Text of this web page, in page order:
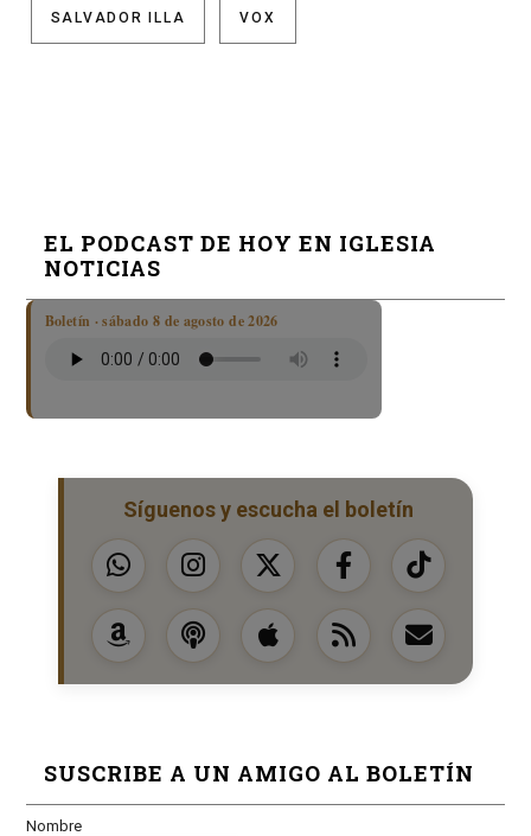
SALVADOR ILLA VOX
EL PODCAST DE HOY EN IGLESIA
NOTICIAS
Boletín · sábado 8 de agosto de 2026
Síguenos y escucha el boletín
SUSCRIBE A UN AMIGO AL BOLETÍN
Nombre